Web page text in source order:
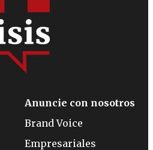
Anuncie con nosotros
Brand Voice
Empresariales